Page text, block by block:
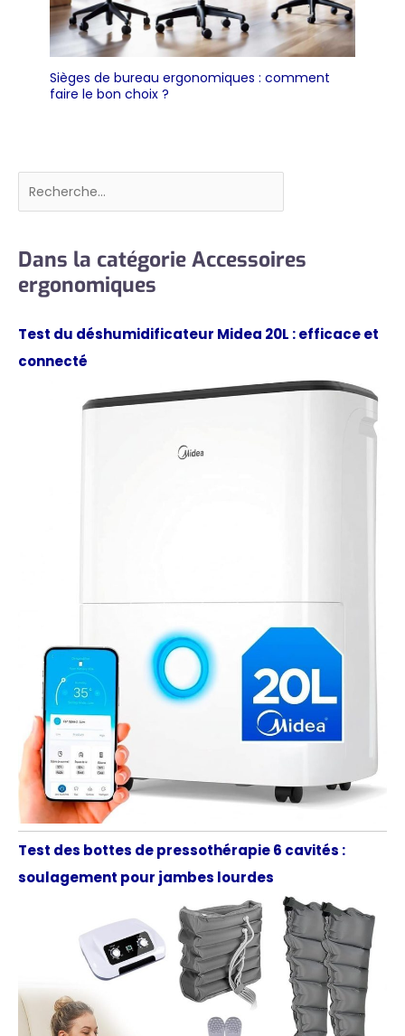
Sièges de bureau ergonomiques : comment
faire le bon choix ?
Rechercher
Dans la catégorie Accessoires
ergonomiques
Test du déshumidificateur Midea 20L : efficace et
connecté
Test des bottes de pressothérapie 6 cavités :
soulagement pour jambes lourdes